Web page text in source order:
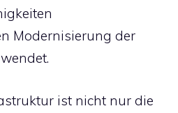
Modernisierung der
ist nicht nur die